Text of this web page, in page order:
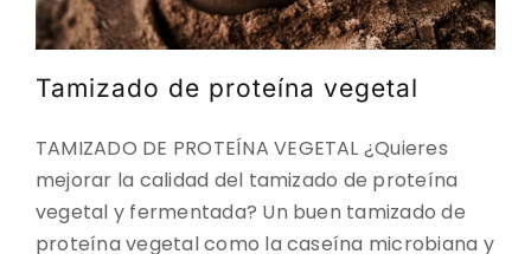
Tamizado de proteína vegetal
TAMIZADO DE PROTEÍNA VEGETAL ¿Quieres
mejorar la calidad del tamizado de proteína
vegetal y fermentada? Un buen tamizado de
proteína vegetal como la caseína microbiana y